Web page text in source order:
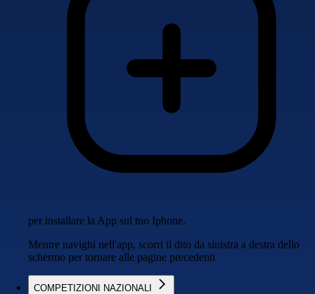
per installare la App sul tuo Iphone.
Mentre navighi nell'app, scorri il dito da sinistra a destra dello
schermo per tornare alle pagine precedenti
COMPETIZIONI NAZIONALI